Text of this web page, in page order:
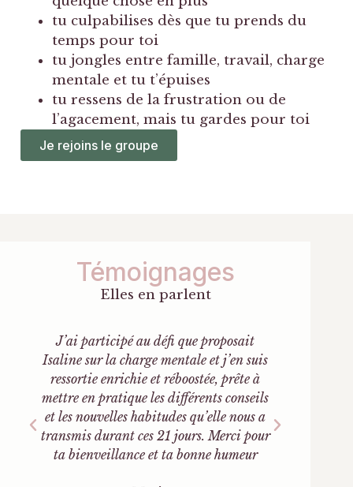
tu culpabilises dès que tu prends du
temps pour toi
tu jongles entre famille, travail, charge
mentale et tu t’épuises
tu ressens de la frustration ou de
l’agacement, mais tu gardes pour toi
Je rejoins le groupe
Témoignages
Elles en parlent
J’ai participé au défi que proposait
Isaline sur la charge mentale et j’en suis
ressortie enrichie et réboostée, prête à
mettre en pratique les différents conseils
et les nouvelles habitudes qu’elle nous a
transmis durant ces 21 jours. Merci pour
ta bienveillance et ta bonne humeur